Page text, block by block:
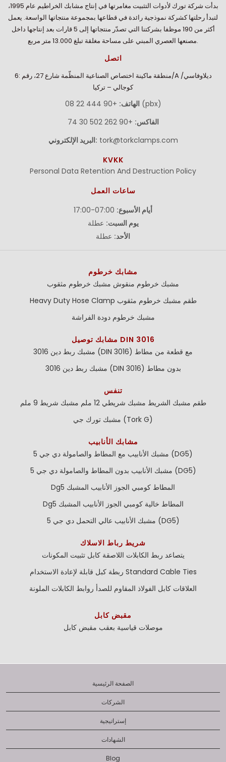
بدأت شركة تورك لأدوات التثبيت مغامرتها في إنتاج مشابك الخراطيم عام 1995،
لتبدأ رحلتها كشركة نموذجية رائدة في قطاعها بمجموعة منتجاتها الواسعة. يعمل
أكثر من 190 موظفا بشركتنا التي تصدّر منتجاتها إلى 5 قارات بعد إنتاجها داخل
مصنعها العصري المبني على مساحة مغلقة تبلغ 13.000 متر مربع.
اتصل
منطقة ماكينة اختصاص الصناعية المنظّمة شارع 27، رقم :6/A ديلاوفاسي/
كوجالي – تركيا
الهاتف: +90 444 22 08 (pbx)
الفاكس: +90 262 502 30 74
البريد الإلكتروني: tork@torkclamps.com
KVKK
Personal Data Retention And Destruction Policy
ساعات العمل
أيام الأسبوع:
يوم السبت: عطلة
الأحد: عطلة
مشابك خرطوم
مشبك خرطوم مثقوب مشبك خرطوم منقوش
Heavy Duty Hose Clamp طقم مشبك خرطوم مثقوب
مشبك خرطوم دودة الفراشة
مشابك توصيل DIN 3016
مشبك ربط دين 3016 (DIN 3016) مع قطعة من مطاط
مشبك ربط دين 3016 (DIN 3016) بدون مطاط
تنفس
مشبك شريط 9 ملم
مشبك شريطي 12 ملم طقم مشبك الشريط
مشبك تورك جي (Tork G)
مشابك الأنابيب
مشبك الأنابيب مع المطاط والصامولة دي جي 5 (DG5)
مشبك الأنابيب بدون المطاط والصامولة دي جي 5 (DG5)
Dg5 المطاط كومبي الجوز الأنابيب المشبك
Dg5 المطاط خالية كومبي الجوز الأنابيب المشبك
مشبك الأنابيب عالي التحمل دي جي 5 (DG5)
شريط رباط الاسلاك
كابل تثبيت المكونات يتصاعد ربط الكابلات اللاصقة
ربطة كبل قابلة لإعادة الاستخدام Standard Cable Ties
روابط الكابلات الملونة العلاقات كابل الفولاذ المقاوم للصدأ
مقبض كابل
مقبض كابل موصلات قياسية بعقب
الصفحة الرئيسية
الشركات
إستراتيجية
الشهادات
Blog